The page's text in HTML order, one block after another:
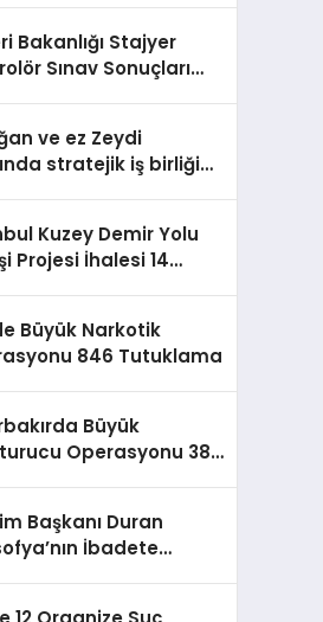
Bakanlığı Stajyer
Sınav Sonuçları
ve ez Zeydi
stratejik iş birliği
Kuzey Demir Yolu
Projesi İhalesi 14
Büyük Narkotik
846 Tutuklama
Büyük
Operasyonu 387
Başkanı Duran
İbadete